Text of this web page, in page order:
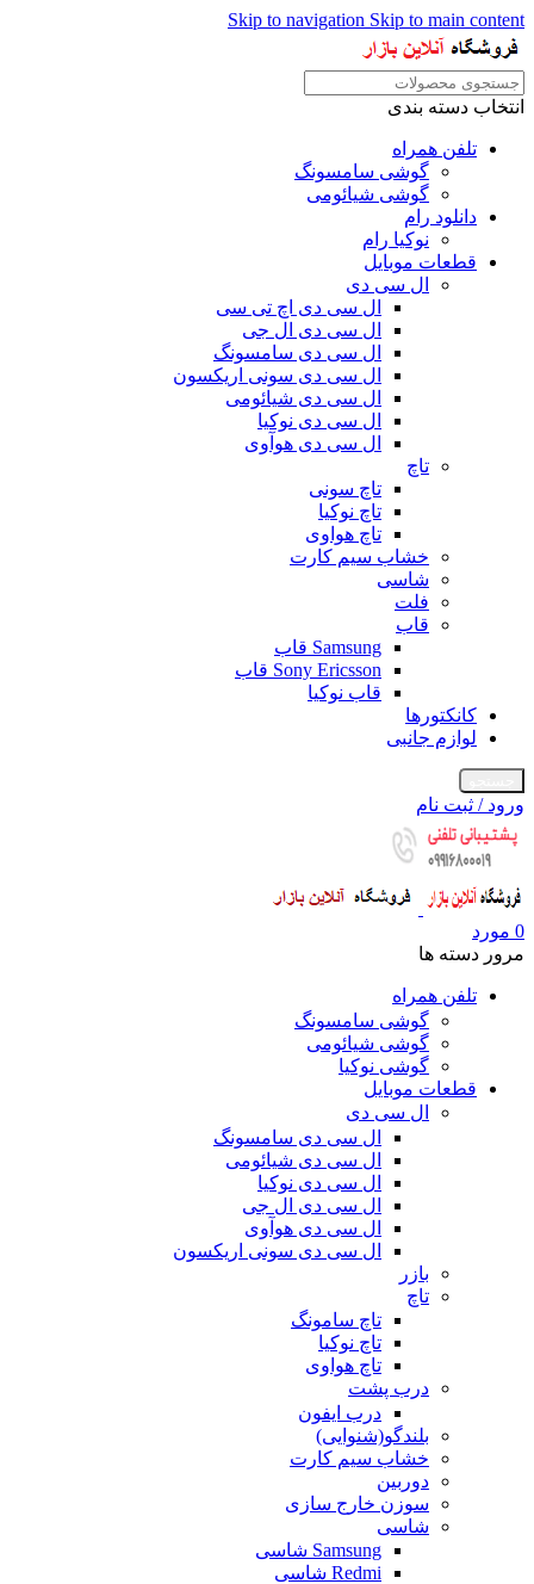
Skip to navigation Skip to main content
انتخاب دسته بندی
تلفن همراه
گوشی سامسونگ
گوشی شیائومی
دانلود رام
نوکیا رام
قطعات موبایل
ال سی دی
ال سی دی اچ تی سی
ال سی دی ال جی
ال سی دی سامسونگ
ال سی دی سونی اریکسون
ال سی دی شیائومی
ال سی دی نوکیا
ال سی دی هوآوی
تاچ
تاچ سونی
تاچ نوکیا
تاچ هواوی
خشاب سیم کارت
شاسی
فلت
قاب
Samsung قاب
Sony Ericsson قاب
قاب نوکیا
کانکتورها
لوازم جانبی
ورود / ثبت نام
0 مورد
مرور دسته ها
تلفن همراه
گوشی سامسونگ
گوشی شیائومی
گوشی نوکیا
قطعات موبایل
ال سی دی
ال سی دی سامسونگ
ال سی دی شیائومی
ال سی دی نوکیا
ال سی دی ال جی
ال سی دی هوآوی
ال سی دی سونی اریکسون
بازر
تاچ
تاچ سامونگ
تاچ نوکیا
تاچ هواوی
درب پشت
درب ایفون
بلندگو(شنوایی)
خشاب سیم کارت
دوربین
سوزن خارج سازی
شاسی
Samsung شاسی
Redmi شاسی